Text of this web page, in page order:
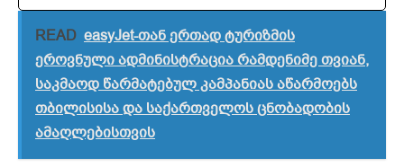
READ easyJet-თან ერთად ტურიზმის
ეროვნული ადმინისტრაცია რამდენიმე თვიან,
საკმაოდ წარმატებულ კამპანიას აწარმოებს
თბილისისა და საქართველოს ცნობადობის
ამაღლებისთვის